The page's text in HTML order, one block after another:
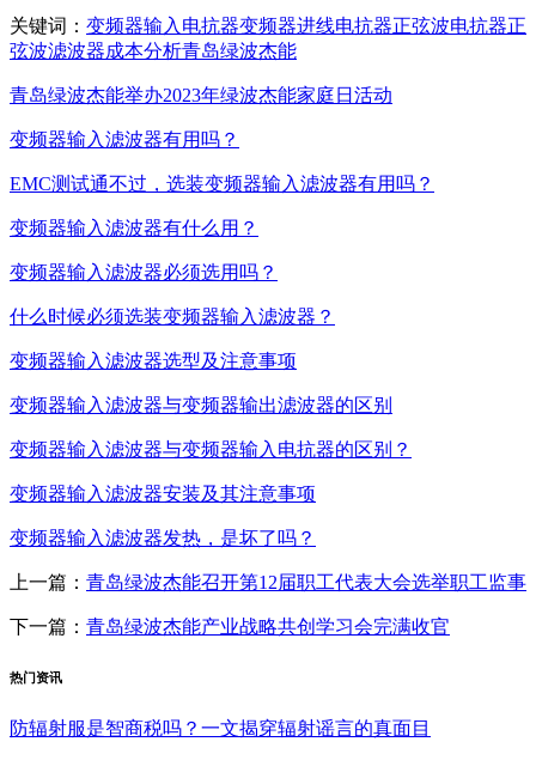
关键词： 变频器输入电抗器变频器进线电抗器正弦波电抗器正
弦波滤波器成本分析青岛绿波杰能
青岛绿波杰能举办2023年绿波杰能家庭日活动
变频器输入滤波器有用吗？
EMC测试通不过，选装变频器输入滤波器有用吗？
变频器输入滤波器有什么用？
变频器输入滤波器必须选用吗？
什么时候必须选装变频器输入滤波器？
变频器输入滤波器选型及注意事项
变频器输入滤波器与变频器输出滤波器的区别
变频器输入滤波器与变频器输入电抗器的区别？
变频器输入滤波器安装及其注意事项
变频器输入滤波器发热，是坏了吗？
上一篇： 青岛绿波杰能召开第12届职工代表大会选举职工监事
下一篇： 青岛绿波杰能产业战略共创学习会完满收官
热门资讯
防辐射服是智商税吗？一文揭穿辐射谣言的真面目